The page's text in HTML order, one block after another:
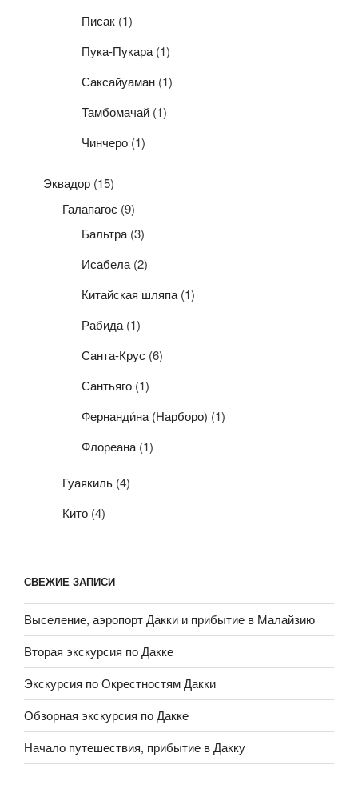
Писак (1)
Пука-Пукара (1)
Саксайуаман (1)
Тамбомачай (1)
Чинчеро (1)
Эквадор (15)
Галапагос (9)
Бальтра (3)
Исабела (2)
Китайская шляпа (1)
Рабида (1)
Санта-Крус (6)
Сантьяго (1)
Фернанди́на (Нарборо) (1)
Флореана (1)
Гуаякиль (4)
Кито (4)
СВЕЖИЕ ЗАПИСИ
Выселение, аэропорт Дакки и прибытие в Малайзию
Вторая экскурсия по Дакке
Экскурсия по Окрестностям Дакки
Обзорная экскурсия по Дакке
Начало путешествия, прибытие в Дакку